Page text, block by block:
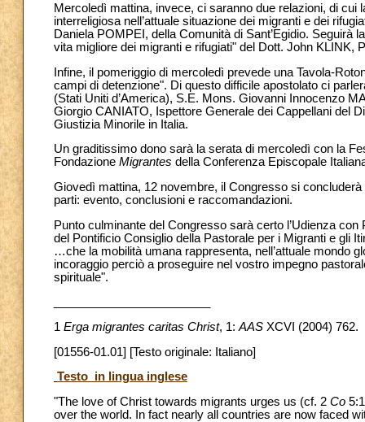
Mercoledì mattina, invece, ci saranno due relazioni, di cui
interreligiosa nell’attuale situazione dei migranti e dei
Daniela POMPEI, della Comunità di Sant’Egidio.
vita migliore dei migranti e rifugiati" del Dott. John KLINK,
Infine, il pomeriggio di mercoledì prevede una Tavola-
campi di detenzione". Di questo difficile apostolato ci
(Stati Uniti d’America), S.E. Mons. Giovanni Innocenzo
Giorgio CANIATO, Ispettore Generale dei Cappellani del
Giustizia Minorile in Italia.
Un graditissimo dono sarà la serata di mercoledì con la
Fondazione Migrantes della Conferenza Episcopale
Giovedì mattina, 12 novembre, il Congresso si
parti: evento, conclusioni e raccomandazioni.
Punto culminante del Congresso sarà certo l’Udienza
del Pontificio Consiglio della Pastorale per i Migranti e gli
…che la mobilità umana rappresenta, nell’attuale mondo
incoraggio perciò a proseguire nel vostro impegno
spirituale".
1 Erga migrantes caritas Christ, 1: AAS XCVI (2004) 762.
[01556-01.01] [Testo originale: Italiano]
Testo in lingua inglese
"The love of Christ towards migrants urges us (cf. 2 Co
over the world. In fact nearly all countries are now faced